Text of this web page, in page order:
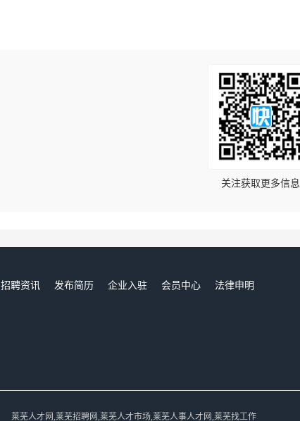
关注获取更多信息
招聘资讯 发布简历 企业入驻 会员中心
法律申明
莱芜人才网,莱芜招聘网,莱芜人才市场,莱芜人事人才网,莱芜找工作